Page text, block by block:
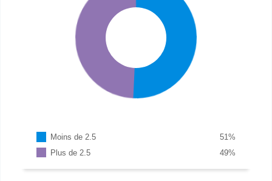
Moins de 2.5 %
51
Plus de 2.5
%
49